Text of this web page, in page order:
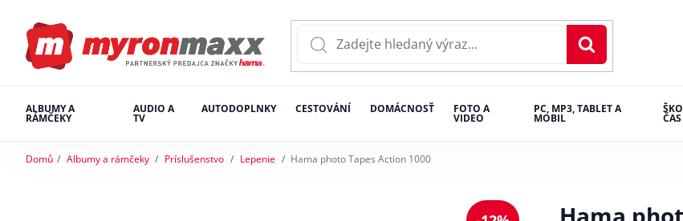
ALBUMY A
RÁMČEKY
AUDIO A
TV
AUTODOPLNKY CESTOVÁNÍ DOMÁCNOSŤ FOTO A
VIDEO
PC, MP3, TABLET A
MOBIL ČAS
Domů Albumy a rámčeky Príslušenstvo Lepenie Hama photo Tapes Action 1000